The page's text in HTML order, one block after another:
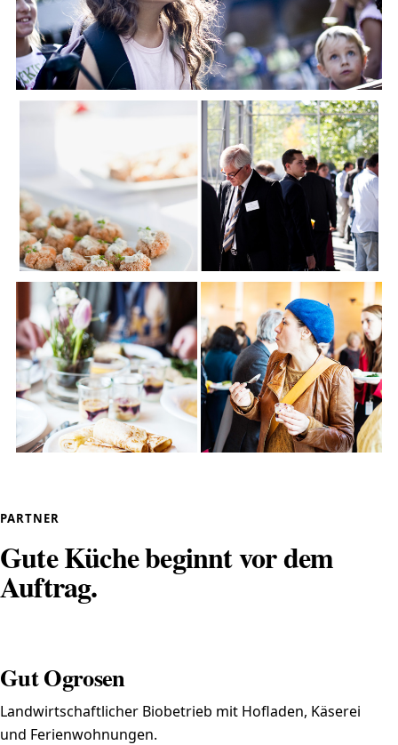
PARTNER
Gute Küche beginnt vor dem
Auftrag.
Gut Ogrosen
Landwirtschaftlicher Biobetrieb mit Hofladen, Käserei
und Ferienwohnungen.